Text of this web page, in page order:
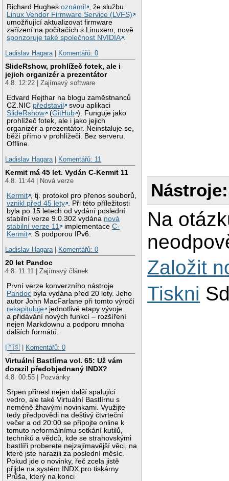
Richard Hughesoznámil
, že službu
Linux Vendor Firmware Service (LVFS)
umožňující aktualizovat firmware
zařízení na počítačích s Linuxem, nově
sponzoruje také společnost NVIDIA .
Ladislav Hagara | Komentářů: 0
SlideRshow, prohlížeč fotek, ale i
jejich organizér a prezentátor
4.8. 12:22 | Zajímavý software
Edvard Rejthar na blogu zaměstnanců
CZ.NIC představil
svou aplikaci
SlideRshow
(GitHub ). Funguje jako
prohlížeč fotek, ale i jako jejich
organizér a prezentátor. Neinstaluje se,
běží přímo v prohlížeči. Bez serveru.
Offline.
Ladislav Hagara | Komentářů: 11
Kermit má 45 let. Vydán C-Kermit 11
4.8. 11:44 | Nová verze
Kermit , tj. protokol pro přenos souborů,
vznikl před 45 lety . Při této příležitosti
byla po 15 letech od vydání poslední
stabilní verze 9.0.302 vydána nová
stabilní verze 11
implementaceC-
Kermit . S podporou IPv6.
Ladislav Hagara | Komentářů: 0
20 let Pandoc
4.8. 11:11 | Zajímavý článek
První verze konverzního nástroje
Pandoc byla vydána před 20 lety. Jeho
autor John MacFarlane při tomto výročí
rekapituluje
jednotlivé etapy vývoje
a přidávání nových funkcí – rozšíření
nejen Markdownu a podporu mnoha
dalších formátů.
|🇵🇸 | Komentářů: 0
Virtuální Bastlírna vol. 65: Už vám
dorazil předobjednaný INDX?
4.8. 00:55 | Pozvánky
Srpen přinesl nejen další spalující
vedro, ale také Virtuální Bastlírnu s
neméně žhavými novinkami. Využijte
tedy předpovědi na deštivý čtvrteční
večer a od 20:00 se připojte online k
tomuto neformálnímu setkání kutilů,
techniků a vědců, kde se strahovskými
bastlíři proberete nejzajímavější věci, na
které jste narazili za poslední měsíc.
Pokud jde o novinky, řeč zcela jistě
přijde na systém INDX pro tiskárny
Průša, který na konci
Nástroje:
Na
Založit
Tiskni